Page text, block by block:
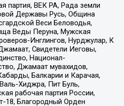
партия, ВЕК РА, Рада земли
Державы Русь, Община
Веси Беловодья,
Веды Перуна, Мужская
Инглингов, Нурджулар, К
Свидетели Иеговы,
Национал-
Джамаат мувахидов,
Балкарии и Карачая,
Хиджра, Пит Буль,
рабочая партия России,
18, Благородный Орден